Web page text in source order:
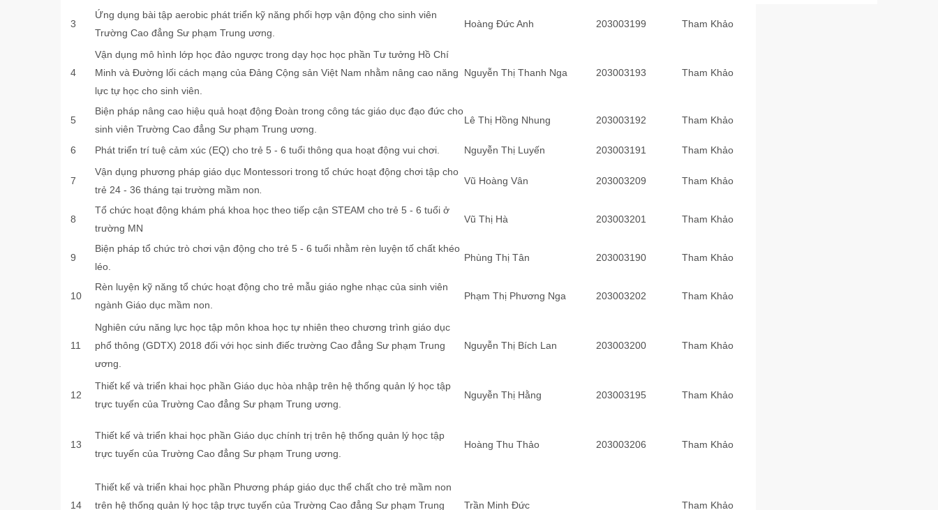
3
Ứng dụng bài tập aerobic phát triển kỹ năng phối hợp vận động cho sinh viên
Trường Cao đẳng Sư phạm Trung ương.
Hoàng Đức Anh 203003199 Tham Khảo
4
Vận dụng mô hình lớp học đảo ngược trong dạy học học phần Tư tưởng Hồ Chí
Minh và Đường lối cách mạng của Đảng Cộng sản Việt Nam nhằm nâng cao năng
lực tự học cho sinh viên.
Nguyễn Thị Thanh Nga 203003193 Tham Khảo
5
Biện pháp nâng cao hiệu quả hoạt động Đoàn trong công tác giáo dục đạo đức cho
sinh viên Trường Cao đẳng Sư phạm Trung ương.
Lê Thị Hồng Nhung 203003192 Tham Khảo
6 Phát triển trí tuệ cảm xúc (EQ) cho trẻ 5 - 6 tuổi thông qua hoạt động vui chơi. Nguyễn Thị Luyến 203003191 Tham Khảo
7
Vận dụng phương pháp giáo dục Montessori trong tổ chức hoạt động chơi tập cho
trẻ 24 - 36 tháng tại trường mầm non
Vũ Hoàng Vân 203003209 Tham Khảo
8
Tổ chức hoạt động khám phá khoa học theo tiếp cận STEAM cho trẻ 5 - 6 tuổi ở
trường MN
Vũ Thị Hà 203003201 Tham Khảo
9
Biện pháp tổ chức trò chơi vận động cho trẻ 5 - 6 tuổi nhằm rèn luyện tố chất khéo
léo.
Phùng Thị Tân 203003190 Tham Khảo
10
Rèn luyện kỹ năng tổ chức hoạt động cho trẻ mẫu giáo nghe nhạc của sinh viên
ngành Giáo dục mầm non.
Phạm Thị Phương Nga 203003202 Tham Khảo
11
Nghiên cứu năng lực học tập môn khoa học tự nhiên theo chương trình giáo dục
phổ thông (GDTX) 2018 đối với học sinh điếc trường Cao đẳng Sư phạm Trung
ương.
Nguyễn Thị Bích Lan 203003200 Tham Khảo
12
Thiết kế và triển khai học phần Giáo dục hòa nhập trên hệ thống quản lý học tập
trực tuyến của Trường Cao đẳng Sư phạm Trung ương.
Nguyễn Thị Hằng 203003195 Tham Khảo
13
Thiết kế và triển khai học phần Giáo dục chính trị trên hệ thống quản lý học tập
trực tuyến của Trường Cao đẳng Sư phạm Trung ương.
Hoàng Thu Thảo 203003206 Tham Khảo
14
Thiết kế và triển khai học phần Phương pháp giáo dục thể chất cho trẻ mầm non
trên hệ thống quản lý học tập trực tuyến của Trường Cao đẳng Sư phạm Trung
Trần Minh Đức
Tham Khảo
CAO ĐẲNG SƯ PHẠM TRUNG ƯƠNG